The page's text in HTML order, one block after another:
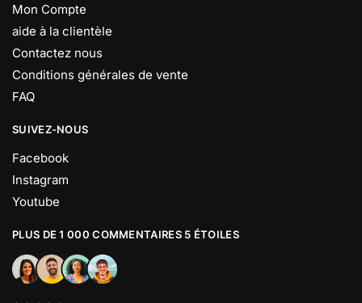
Mon Compte
aide à la clientèle
Contactez nous
Conditions générales de vente
FAQ
SUIVEZ-NOUS
Facebook
Instagram
Youtube
PLUS DE 1 000 COMMENTAIRES 5 ÉTOILES